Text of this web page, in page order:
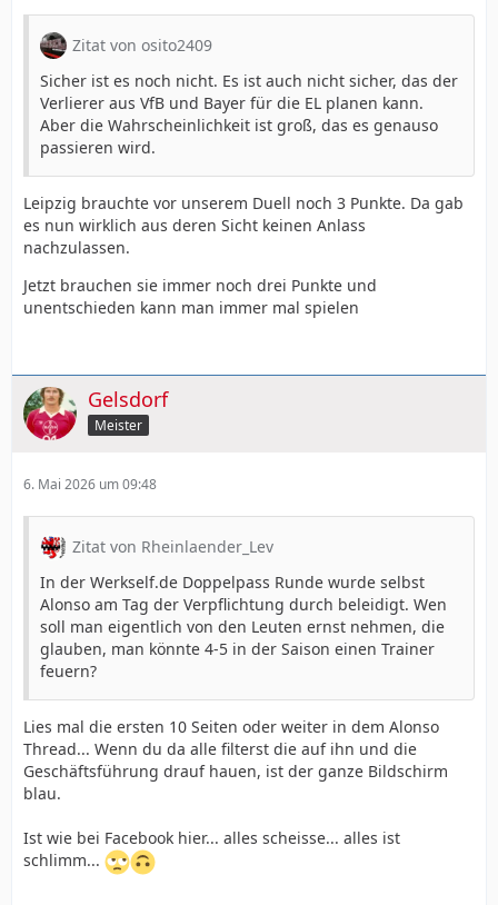
Zitat von osito2409
Sicher ist es noch nicht. Es ist auch nicht sicher, das der
Verlierer aus VfB und Bayer für die EL planen kann.
Aber die Wahrscheinlichkeit ist groß, das es genauso
passieren wird.
Leipzig brauchte vor unserem Duell noch 3 Punkte. Da gab
es nun wirklich aus deren Sicht keinen Anlass
nachzulassen.
Jetzt brauchen sie immer noch drei Punkte und
unentschieden kann man immer mal spielen
Gelsdorf
Meister
6. Mai 2026 um 09:48
Zitat von Rheinlaender_Lev
In der Werkself.de Doppelpass Runde wurde selbst
Alonso am Tag der Verpflichtung durch beleidigt. Wen
soll man eigentlich von den Leuten ernst nehmen, die
glauben, man könnte 4-5 in der Saison einen Trainer
feuern?
Lies mal die ersten 10 Seiten oder weiter in dem Alonso
Thread... Wenn du da alle filterst die auf ihn und die
Geschäftsführung drauf hauen, ist der ganze Bildschirm
blau.
Ist wie bei Facebook hier... alles scheisse... alles ist
schlimm...